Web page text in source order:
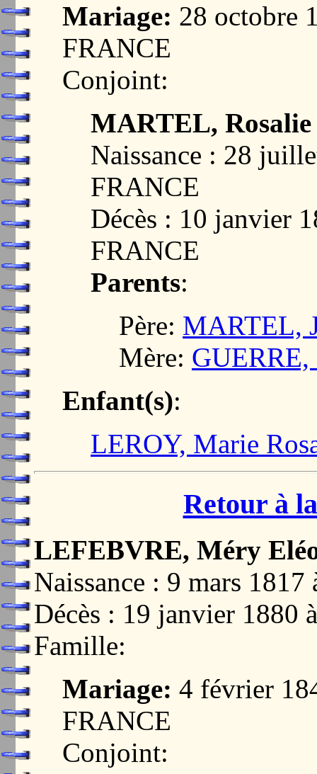
Mariage: 28 octobre
FRANCE
Conjoint:
MARTEL, Rosalie
Naissance : 28
FRANCE
Décès : 10 janvier
FRANCE
Parents:
Père: MARTEL,
Mère: GUERRE,
Enfant(s):
LEROY, Marie
Retour à
LEFEBVRE, Méry
Naissance : 9 mars
Décès : 19 janvier 1880
Famille:
Mariage: 4 février
FRANCE
Conjoint: